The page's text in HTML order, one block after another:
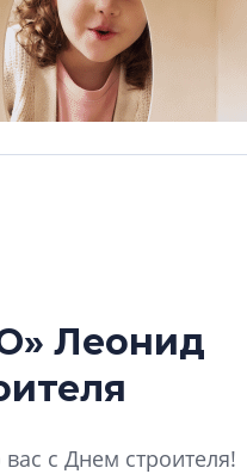
Леонид
с Днем строителя!
эпохи